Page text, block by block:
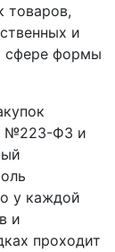
товаров,
и
сфере формы
№223-ФЗ и
у каждой
и
проходит